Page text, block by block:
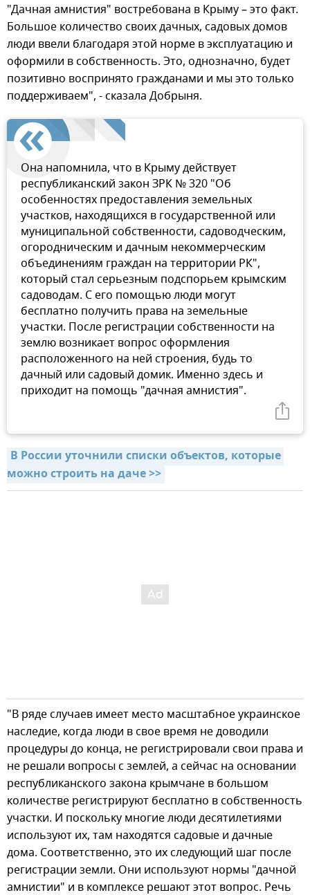
"Дачная амнистия" востребована в Крыму – это факт.
Большое количество своих дачных, садовых домов
люди ввели благодаря этой норме в эксплуатацию и
оформили в собственность. Это, однозначно, будет
позитивно воспринято гражданами и мы это только
поддерживаем", - сказала Добрыня.
Она напомнила, что в Крыму действует
республиканский закон ЗРК № 320 "Об
особенностях предоставления земельных
участков, находящихся в государственной или
муниципальной собственности, садоводческим,
огородническим и дачным некоммерческим
объединениям граждан на территории РК",
который стал серьезным подспорьем крымским
садоводам. С его помощью люди могут
бесплатно получить права на земельные
участки. После регистрации собственности на
землю возникает вопрос оформления
расположенного на ней строения, будь то
дачный или садовый домик. Именно здесь и
приходит на помощь "дачная амнистия".
В России уточнили списки объектов, которые
можно строить на даче >>
"В ряде случаев имеет место масштабное украинское
наследие, когда люди в свое время не доводили
процедуры до конца, не регистрировали свои права и
не решали вопросы с землей, а сейчас на основании
республиканского закона крымчане в большом
количестве регистрируют бесплатно в собственность
участки. И поскольку многие люди десятилетиями
используют их, там находятся садовые и дачные
дома. Соответственно, это их следующий шаг после
регистрации земли. Они используют нормы "дачной
амнистии" и в комплексе решают этот вопрос. Речь